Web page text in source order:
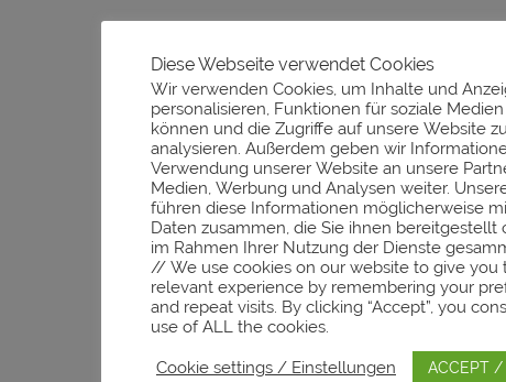
Diese Webseite verwendet Cookies
Wir verwenden Cookies, um Inhalte und
personalisieren, Funktionen für soziale
können und die Zugriffe auf unsere Website zu
analysieren. Außerdem geben wir
Verwendung unserer Website an unsere
Medien, Werbung und Analysen weiter.
führen diese Informationen möglicherweise
Daten zusammen, die Sie ihnen bereitgestellt
im Rahmen Ihrer Nutzung der Dienste
// We use cookies on our website to give you
relevant experience by remembering your
and repeat visits. By clicking “Accept”, you
use of ALL the cookies.
Cookie settings / Einstellungen ACCEPT